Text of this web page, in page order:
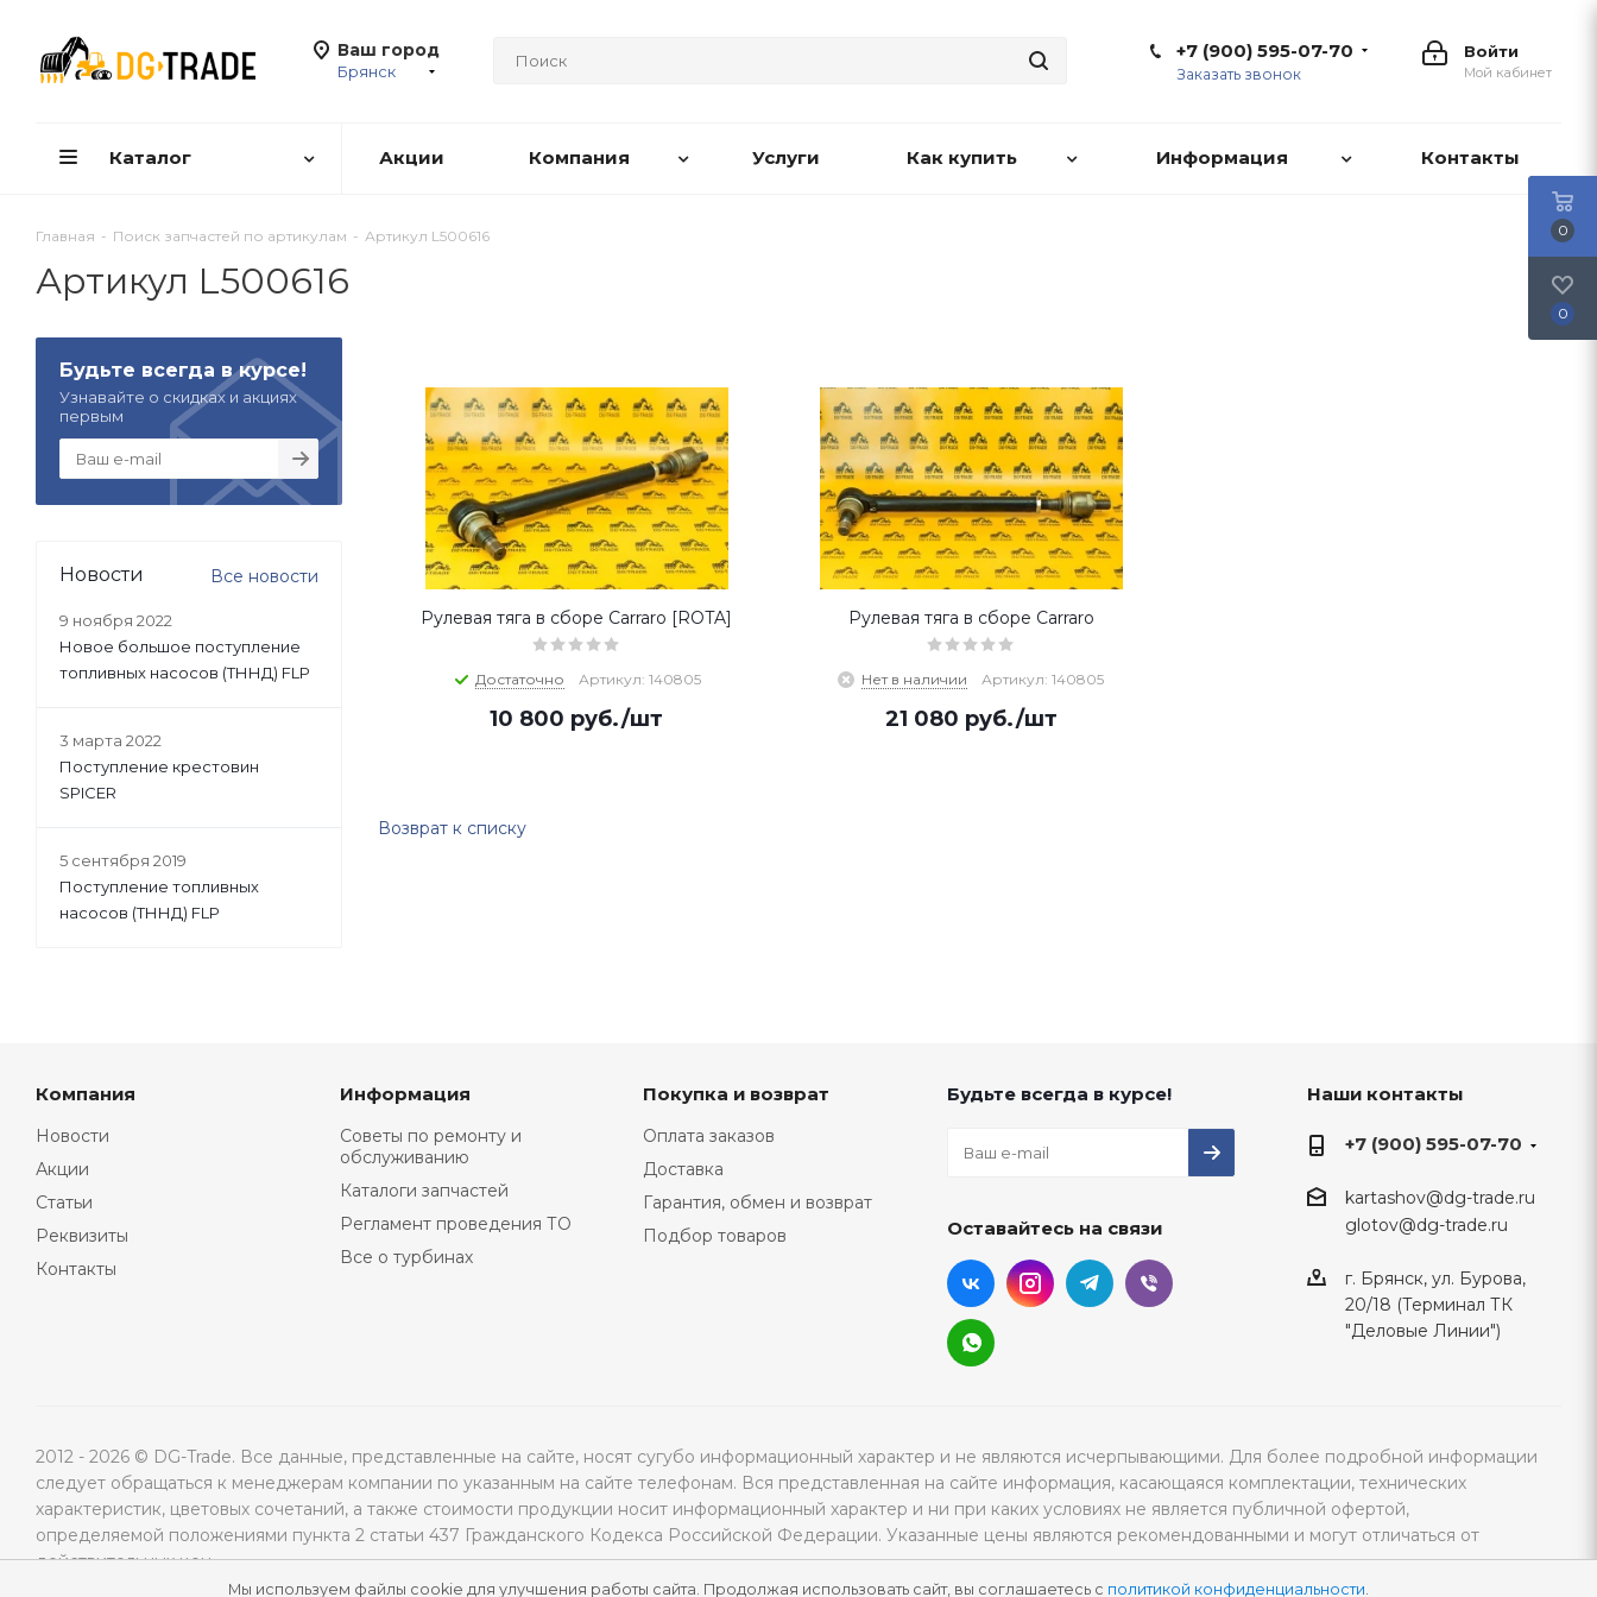
Мы используем файлы cookie для улучшения работы сайта. Продолжая использовать сайт, вы соглашаетесь с политикой конфиденциальности.
Ваш город
Брянск
Войти
Мой кабинет
+7 (900) 595-07-70
Заказать звонок
Каталог Акции Компания Услуги Как купить Информация Контакты
Главная - Поиск запчастей по артикулам - Артикул L500616
Артикул L500616
Рулевая тяга в сборе Carraro [ROTA]
Достаточно Артикул: 140805
10 800 руб./шт
Рулевая тяга в сборе Carraro
Нет в наличии Артикул: 140805
21 080 руб./шт
Возврат к списку
Будьте всегда в курсе!
Узнавайте о скидках и акциях
первым
Новости Все новости
9 ноября 2022
Новое большое поступление
топливных насосов (ТННД) FLP
3 марта 2022
Поступление крестовин
SPICER
5 сентября 2019
Поступление топливных
насосов (ТННД) FLP
Компания
Новости
Акции
Статьи
Реквизиты
Контакты
Информация
Советы по ремонту и
обслуживанию
Каталоги запчастей
Регламент проведения ТО
Все о турбинах
Покупка и возврат
Оплата заказов
Доставка
Гарантия, обмен и возврат
Подбор товаров
Будьте всегда в курсе!
Оставайтесь на связи
Наши контакты
+7 (900) 595-07-70
kartashov@dg-trade.ru
glotov@dg-trade.ru
г. Брянск, ул. Бурова,
20/18 (Терминал ТК
"Деловые Линии")
2012 - 2026 © DG-Trade. Все данные, представленные на сайте, носят сугубо информационный характер и не являются исчерпывающими. Для более подробной информации
следует обращаться к менеджерам компании по указанным на сайте телефонам. Вся представленная на сайте информация, касающаяся комплектации, технических
характеристик, цветовых сочетаний, а также стоимости продукции носит информационный характер и ни при каких условиях не является публичной офертой,
определяемой положениями пункта 2 статьи 437 Гражданского Кодекса Российской Федерации. Указанные цены являются рекомендованными и могут отличаться от
действительных цен.
0
0